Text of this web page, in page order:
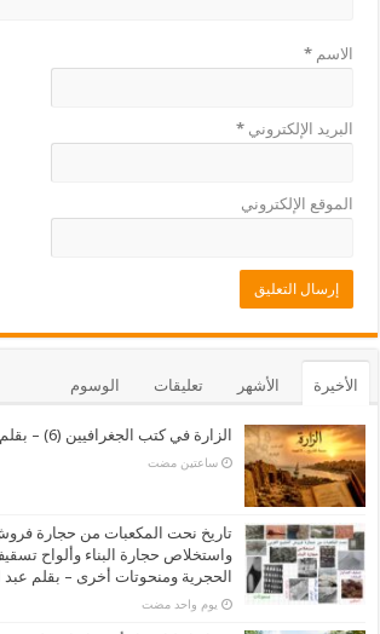
الاسم*
البريد الإلكتروني*
الموقع الإلكتروني
الأخيرة الأشهر تعليقات الوسوم
الزارة في كتب الجغرافيين (6) – بقلم صادق علي القطري
‏ساعتين مضت
تاريخ نحت المكعبات من حجارة
واستخلاص حجارة البناء وألواح
الحجرية ومنحوتات أخرى – بقلم
‏يوم واحد مضت